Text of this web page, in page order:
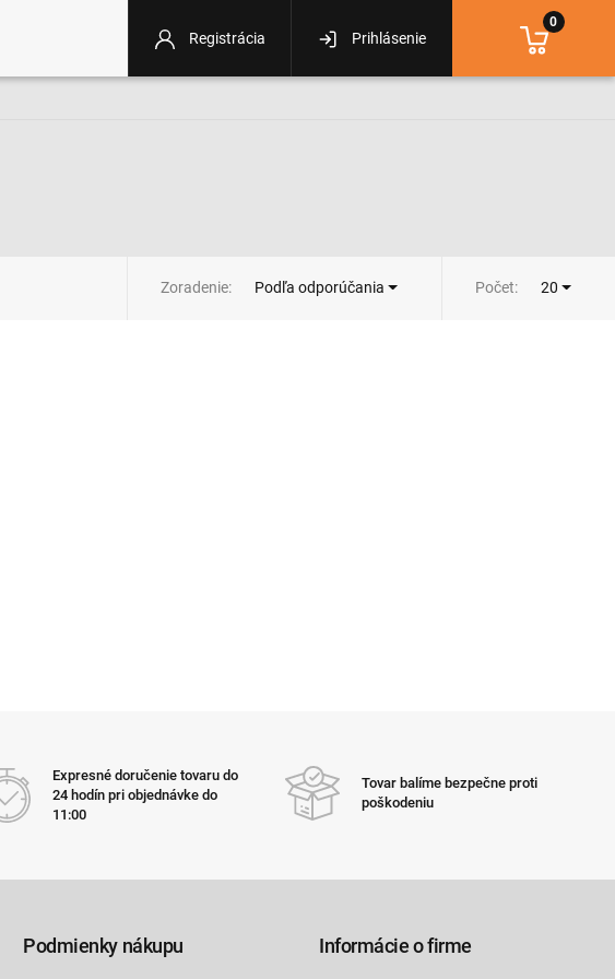
Počet: 20
Zoradenie: Podľa odporúčania
Expresné doručenie tovaru do
24 hodín pri objednávke do
11:00
Tovar balíme bezpečne proti
poškodeniu
Podmienky nákupu Informácie o firme
Registrácia Prihlásenie
0